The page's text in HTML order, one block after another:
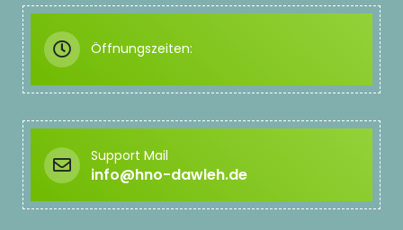
Öffnungszeiten:
Support Mail
info@hno-dawleh.de